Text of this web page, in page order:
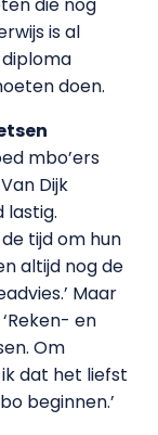
is al
doen.
mbo’ers
Dijk
lastig.
tijd om hun
altijd nog de
Maar
en
Om
dat het liefst
beginnen.’